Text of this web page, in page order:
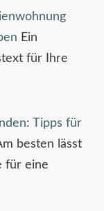
Ein
für Ihre
Tipps für
besten lässt
für eine